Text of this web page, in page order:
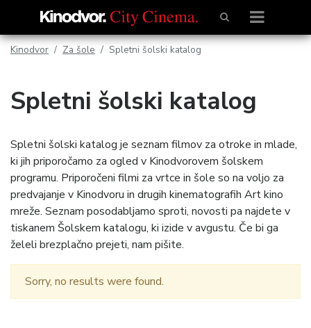
Kinodvor Za šole Spletni šolski katalog
Spletni šolski katalog
Spletni šolski katalog je seznam filmov za otroke in mlade,
ki jih priporočamo za ogled v Kinodvorovem šolskem
programu. Priporočeni filmi za vrtce in šole so na voljo za
predvajanje v Kinodvoru in drugih kinematografih Art kino
mreže. Seznam posodabljamo sproti, novosti pa najdete v
tiskanem Šolskem katalogu, ki izide v avgustu. Če bi ga
želeli brezplačno prejeti, nam pišite.
Sorry, no results were found.